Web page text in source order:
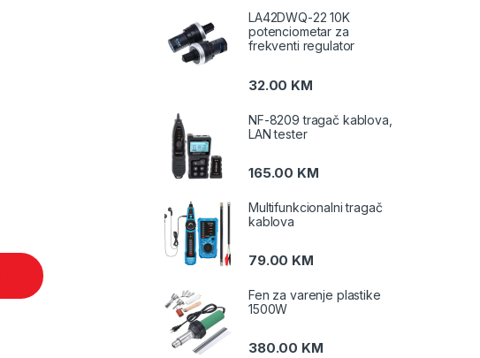
LA42DWQ-22 10K
potenciometar za
frekventi regulator
32.00 KM
NF-8209 tragač kablova,
LAN tester
165.00 KM
Multifunkcionalni tragač
kablova
79.00 KM
Fen za varenje plastike
1500W
380.00 KM